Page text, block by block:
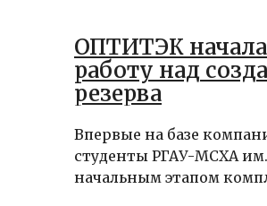
ОПТИТЭК
работу над
резерва
Впервые на базе
студенты РГАУ-МСХА
начальным этапом